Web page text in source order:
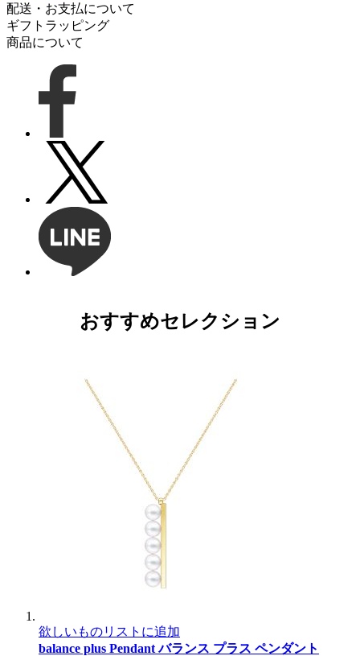
配送・お支払について
ギフトラッピング
商品について
おすすめセレクション
欲しいものリストに追加
balance plus Pendantバランス プラス ペンダント